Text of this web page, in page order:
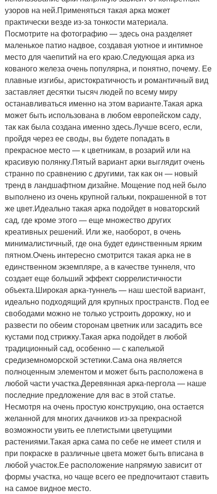
узоров на ней.Применяться такая арка может
практически везде из-за тонкости материала.
Посмотрите на фотографию — здесь она разделяет
маленькое патио надвое, создавая уютное и интимное
место для чаепитий на его краю.Следующая арка из
кованого железа очень популярна, и понятно, почему. Ее
плавные изгибы, аристократичность и романтичный вид
заставляет десятки тысяч людей по всему миру
останавливаться именно на этом варианте.Такая арка
может быть использована в любом европейском саду,
так как была создана именно здесь.Лучше всего, если,
пройдя через ее своды, вы будете попадать в
прекрасное место — к цветникам, в розарий или на
красивую полянку.Пятый вариант арки выглядит очень
странно по сравнению с другими, так как он — новый
тренд в ландшафтном дизайне. Мощение под ней было
выполнено из очень крупной гальки, покрашенной в тот
же цвет.Идеально такая арка подойдет в новаторский
сад, где кроме этого — еще множество других
креативных решений. Или же, наоборот, в очень
минималистичный, где она будет единственным ярким
пятном.Очень интересно смотрится такая арка не в
единственном экземпляре, а в качестве туннеля, что
создает еще больший эффект сюррелистичности
объекта.Широкая арка-туннель — наш шестой вариант,
идеально подходящий для крупных пространств. Под ее
свободами можно не только устроить дорожку, но и
развести по обеим сторонам цветник или засадить все
кустами под стрижку.Такая арка подойдет в любой
традиционный сад, особенно — с капелькой
средиземноморской эстетики.Сама она является
полноценным элементом и может быть расположена в
любой части участка.Деревянная арка-пергола — наше
последние предложение для вас в этой статье.
Несмотря на очень простую конструкцию, она остается
желанной для многих дачников из-за прекрасной
возможности увить ее плетистыми цветущими
растениями.Такая арка сама по себе не имеет стиля и
при покраске в различные цвета может быть вписана в
любой участок.Ее расположение напрямую зависит от
формы участка, но чаще всего ее предпочитают ставить
на самое видное место.